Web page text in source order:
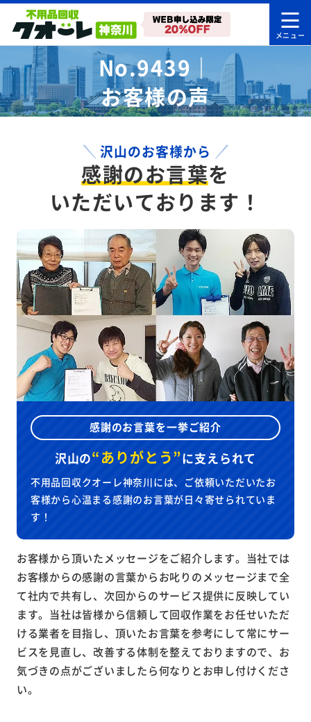
No.9439｜
お客様の声
沢山のお客様から
感謝のお言葉を
いただいております！
感謝のお言葉を一挙ご紹介
沢山の“ありがとう”に支えられて
不用品回収クオーレ神奈川には、ご依頼いただいたお
客様から心温まる感謝のお言葉が日々寄せられていま
す！
お客様から頂いたメッセージをご紹介します。当社では
お客様からの感謝の言葉からお叱りのメッセージまで全
て社内で共有し、次回からのサービス提供に反映してい
ます。当社は皆様から信頼して回収作業をお任せいただ
ける業者を目指し、頂いたお言葉を参考にして常にサー
ビスを見直し、改善する体制を整えておりますので、お
気づきの点がございましたら何なりとお申し付けくださ
い。